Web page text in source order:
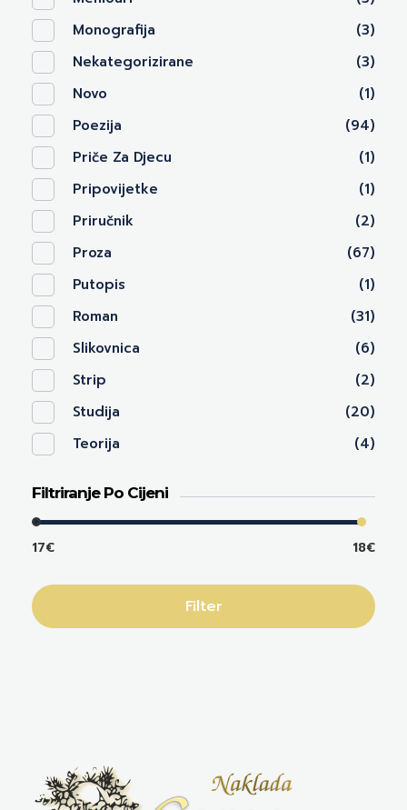
Monografija
(3)
Nekategorizirane
(3)
Novo
(1)
Poezija
(94)
Priče Za Djecu
(1)
Pripovijetke
(1)
Priručnik
(2)
Proza
(67)
Putopis
(1)
Roman
(31)
Slikovnica
(6)
Strip
(2)
Studija
(20)
Teorija
(4)
Filtriranje Po Cijeni
17€ 18€
Filter